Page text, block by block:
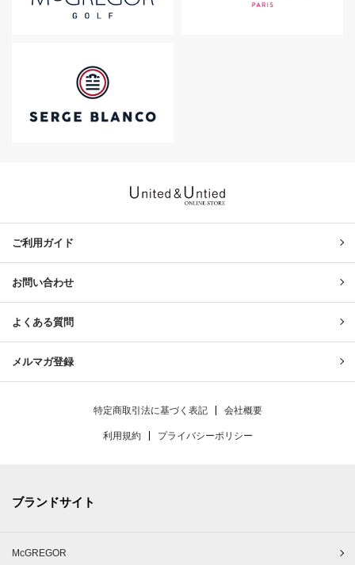
ご利用ガイド
お問い合わせ
よくある質問
メルマガ登録
特定商取引法に基づく表記 会社概要
利用規約 プライバシーポリシー
ブランドサイト
McGREGOR